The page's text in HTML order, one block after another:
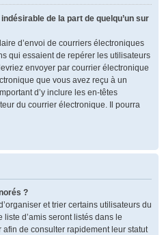
de la part de quelqu’un sur
d’envoi de courriers électroniques
qui essaient de repérer les utilisateurs
envoyer par courrier électronique
que vous avez reçu à un
d’y inclure les en-têtes
du courrier électronique. Il pourra
?
et trier certains utilisateurs du
d’amis seront listés dans le
de consulter rapidement leur statut